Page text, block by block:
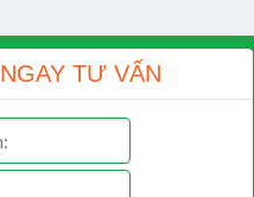
chữa đề thi các năm, chữa
TƯ VẤN